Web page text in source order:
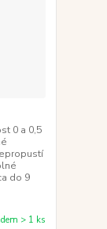
0 a 0,5
do 9
> 1 ks